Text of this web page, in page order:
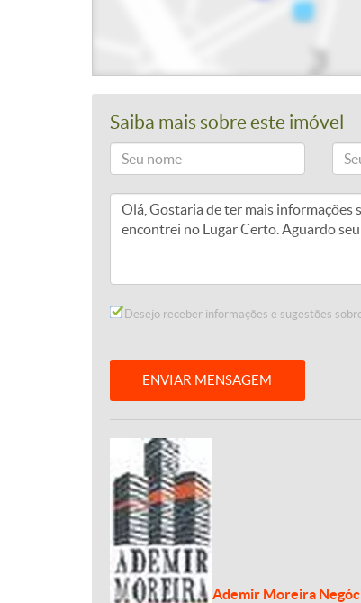
Saiba mais sobre este imóvel
Desejo receber informações e sugestões
ENVIAR MENSAGEM
Ademir Moreira